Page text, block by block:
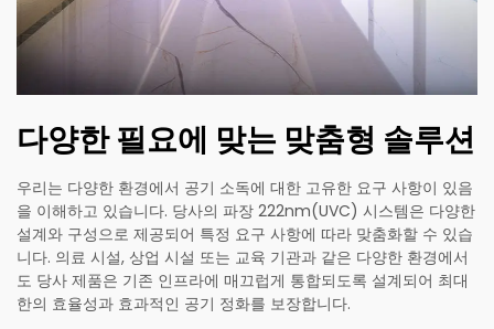
다양한 필요에 맞는 맞춤형 솔루션
우리는 다양한 환경에서 공기 소독에 대한 고유한 요구 사항이 있음
을 이해하고 있습니다. 당사의 파장 222nm(UVC) 시스템은 다양한
설계와 구성으로 제공되어 특정 요구 사항에 따라 맞춤화할 수 있습
니다. 의료 시설, 상업 시설 또는 교육 기관과 같은 다양한 환경에서
도 당사 제품은 기존 인프라에 매끄럽게 통합되도록 설계되어 최대
한의 효율성과 효과적인 공기 정화를 보장합니다.